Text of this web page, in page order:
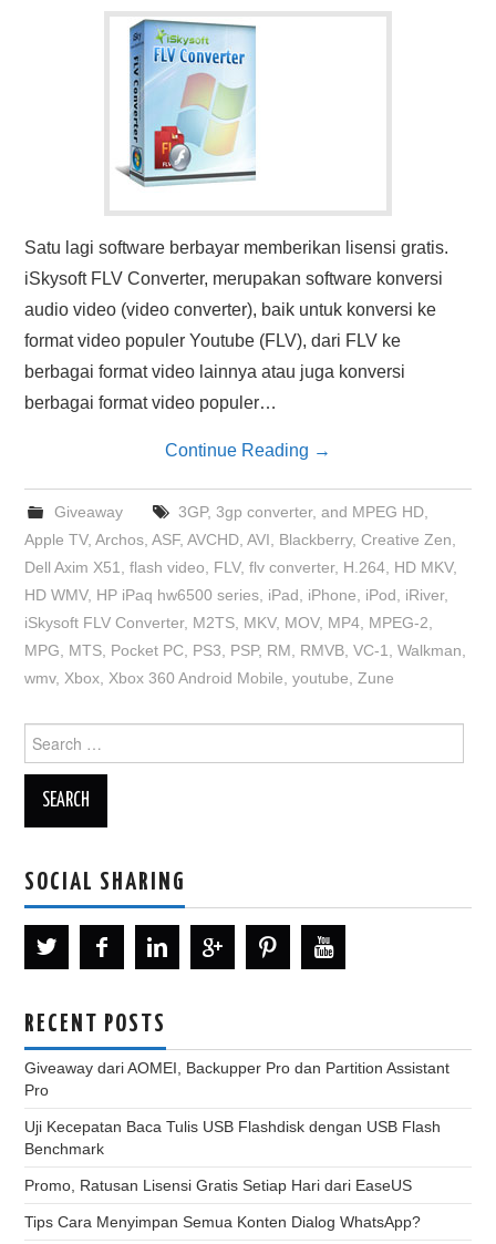
HASIL PENCARIAN
Satu lagi software berbayar memberikan lisensi gratis.
iSkysoft FLV Converter, merupakan software konversi
audio video (video converter), baik untuk konversi ke
format video populer Youtube (FLV), dari FLV ke
berbagai format video lainnya atau juga konversi
berbagai format video populer…
Continue Reading →
Giveaway 3GP, 3gp converter, and MPEG HD,
Apple TV,Archos ,ASF,AVCHD ,AVI Blackberry,Creative Zen
Dell Axim X51
,flash video FLV,flv converter, H.264 HD MKV,
HD WMV, HP iPaq hw6500 series iPad iPhone iPod iRiver,
iSkysoft FLV Converter, M2TS MKV, MOV, MP4 MPEG-2
MPG
MTS Pocket PC PS3 PSP, RM RMVB ,VC-1 ,Walkman
wmv, Xbox Xbox 360 Android Mobile ,youtube Zune
for:
SOCIAL SHARING
RECENT POSTS
Giveaway dari AOMEI, Backupper Pro dan Partition Assistant
Pro
Uji Kecepatan Baca Tulis USB Flashdisk dengan USB Flash
Benchmark
Promo, Ratusan Lisensi Gratis Setiap Hari dari EaseUS
Tips Cara Menyimpan Semua Konten Dialog WhatsApp?